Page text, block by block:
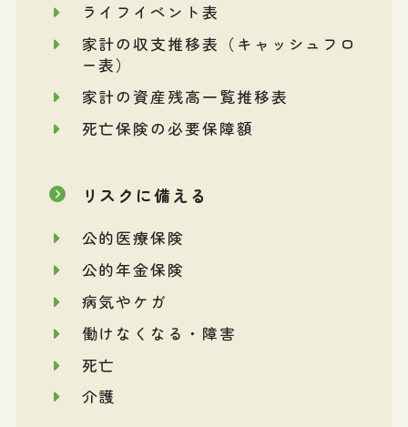
ライフイベント表
家計の収支推移表（キャッシュフロ
ー表）
家計の資産残高一覧推移表
死亡保険の必要保障額
リスクに備える
公的医療保険
公的年金保険
病気やケガ
働けなくなる・障害
死亡
介護